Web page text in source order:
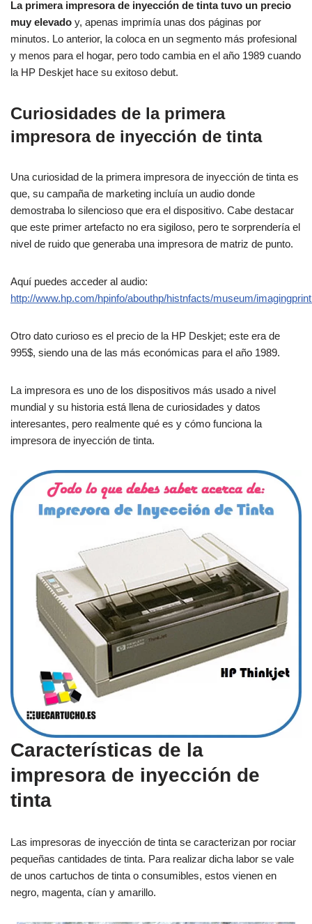
La primera impresora de inyección de tinta tuvo un precio
muy elevado y, apenas imprimía unas dos páginas por
minutos. Lo anterior, la coloca en un segmento más profesional
y menos para el hogar, pero todo cambia en el año 1989 cuando
la HP Deskjet hace su exitoso debut.
Curiosidades de la primera
impresora de inyección de tinta
Una curiosidad de la primera impresora de inyección de tinta es
que, su campaña de marketing incluía un audio donde
demostraba lo silencioso que era el dispositivo. Cabe destacar
que este primer artefacto no era sigiloso, pero te sorprendería el
nivel de ruido que generaba una impresora de matriz de punto.
Aquí puedes acceder al audio:
http://www.hp.com/hpinfo/abouthp/histnfacts/museum/
Otro dato curioso es el precio de la HP Deskjet; este era de
995$, siendo una de las más económicas para el año 1989.
La impresora es uno de los dispositivos más usado a nivel
mundial y su historia está llena de curiosidades y datos
interesantes, pero realmente qué es y cómo funciona la
impresora de inyección de tinta.
Características de la
impresora de inyección de
tinta
Las impresoras de inyección de tinta se caracterizan por rociar
pequeñas cantidades de tinta. Para realizar dicha labor se vale
de unos cartuchos de tinta o consumibles, estos vienen en
negro, magenta, cían y amarillo.